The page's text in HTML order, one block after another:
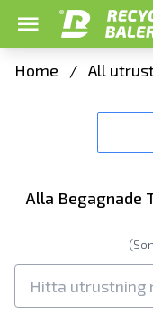
Home / All
Alla Begagnade